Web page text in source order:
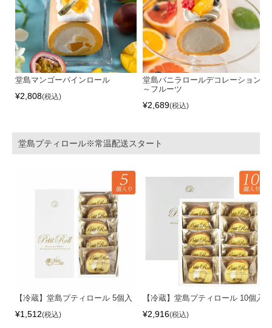
堂島マンゴーパインロール
¥2,808 税込
堂島バニラロールデコレーション
～フルーツ
¥2,689 税込
堂島プティロール※常温配送スタート
【冷蔵】堂島プティロール 5個入
¥1,512 税込
【冷蔵】堂島プティロール 10個入
¥2,916 税込